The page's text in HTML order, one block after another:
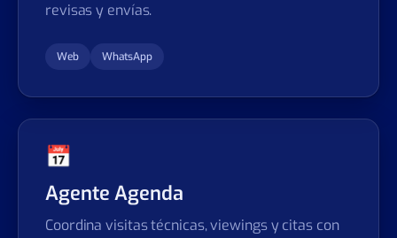
revisas y envías.
Web WhatsApp
📅
Agente Agenda
Coordina visitas técnicas, viewings y citas con